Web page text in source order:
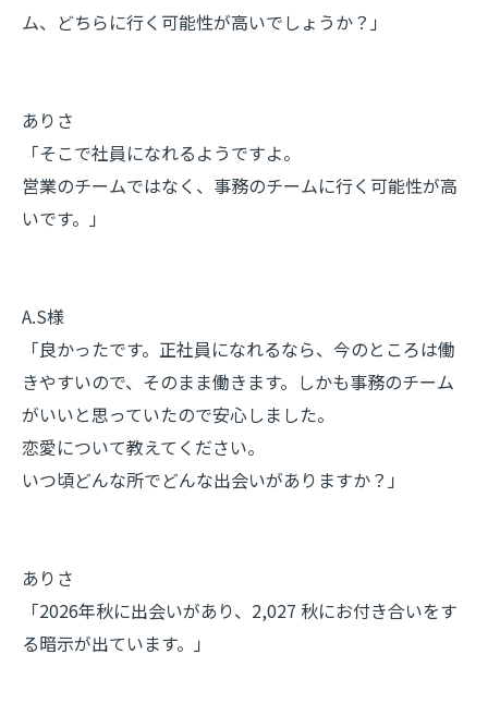
ム、どちらに行く可能性が高いでしょうか？」
ありさ
「そこで社員になれるようですよ。
営業のチームではなく、事務のチームに行く可能性が高
いです。」
A.S様
「良かったです。正社員になれるなら、今のところは働
きやすいので、そのまま働きます。しかも事務のチーム
がいいと思っていたので安心しました。
恋愛について教えてください。
いつ頃どんな所でどんな出会いがありますか？」
ありさ
「2026年秋に出会いがあり、2,027 秋にお付き合いをす
る暗示が出ています。」